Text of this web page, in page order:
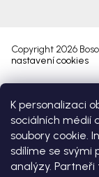
K personalizaci
sociálních médií
soubory cookie.
sdílíme se svými
analýzy.
Copyright 2026
nastavení cookies